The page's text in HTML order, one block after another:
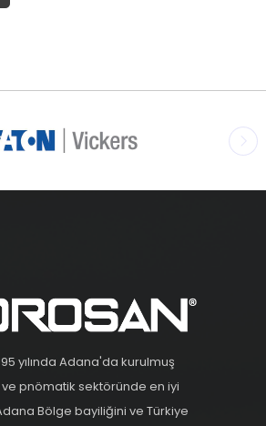
yılında Adana'da kurulmuş
pnömatik sektöründe en iyi
Bölge bayiliğini ve Türkiye